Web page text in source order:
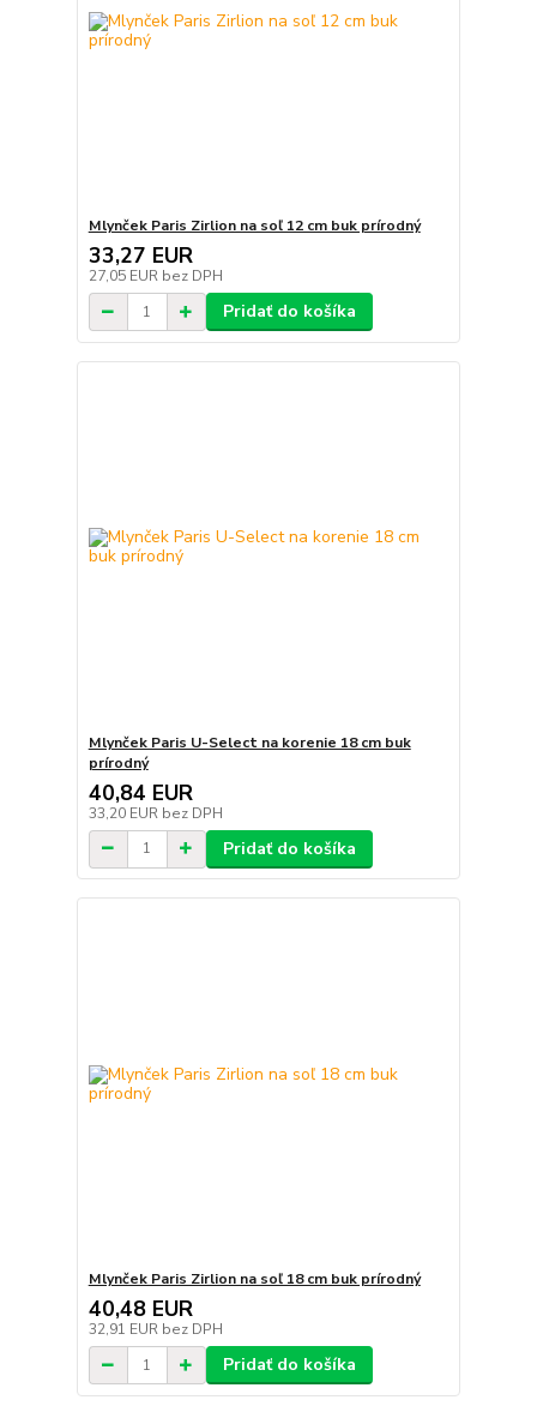
Mlynček Paris Zirlion na soľ 12 cm buk prírodný
33,27 EUR
27,05 EUR bez DPH
Pridať do košíka
Mlynček Paris U-Select na korenie 18 cm buk
prírodný
40,84 EUR
33,20 EUR bez DPH
Pridať do košíka
Mlynček Paris Zirlion na soľ 18 cm buk prírodný
40,48 EUR
32,91 EUR bez DPH
Pridať do košíka